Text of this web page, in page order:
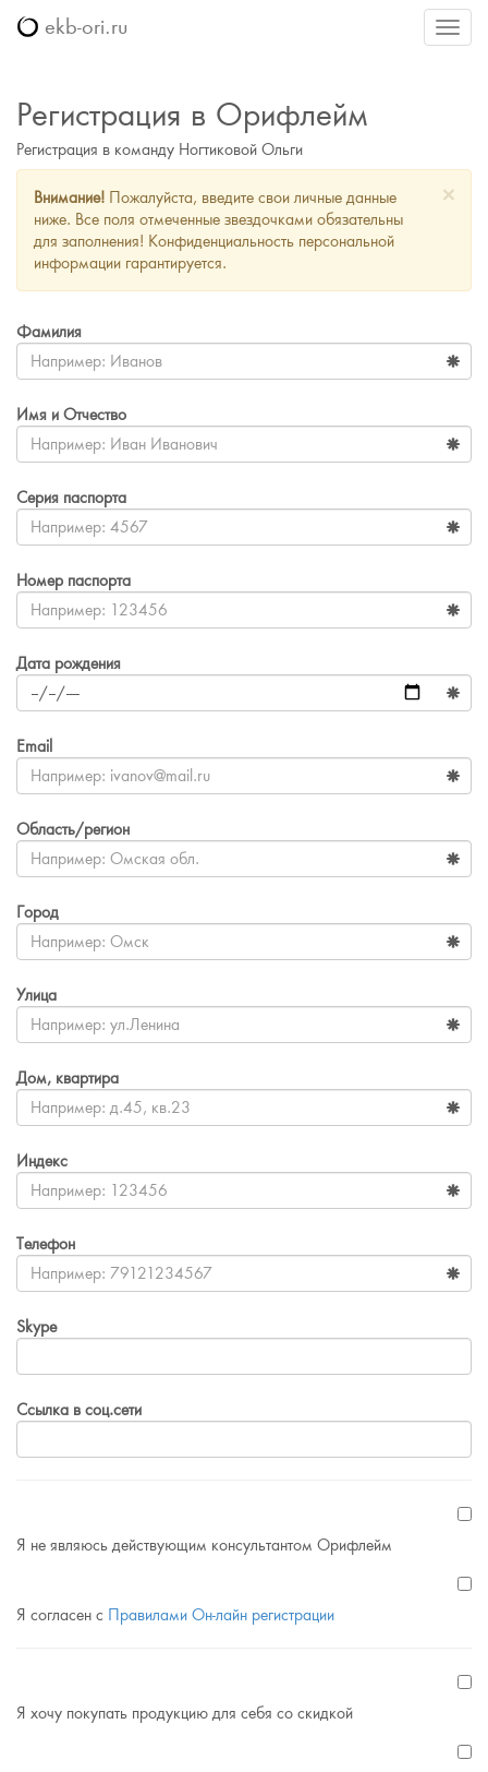
Меню
ekb-ori.ru
Регистрация в Орифлейм
Регистрация в команду Ногтиковой Ольги
×
Внимание! Пожалуйста, введите свои личные данные
ниже. Все поля отмеченные звездочками обязательны
для заполнения! Конфиденциальность персональной
информации гарантируется.
Фамилия
Имя и Отчество
Серия паспорта
Номер паспорта
Дата рождения
Email
Область/регион
Город
Улица
Дом, квартира
Индекс
Телефон
Skype
Ссылка в соц.сети
Я не являюсь действующим консультантом Орифлейм
Я согласен с Правилами Он-лайн регистрации
Я хочу покупать продукцию для себя со скидкой